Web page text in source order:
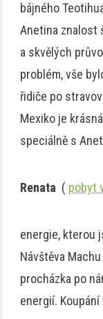
bájného
Anetina znalost
a skvělých
problém, vše
řidiče po
Mexiko je
speciálně s
Renata ( pobyt
energie, kterou
Návštěva
procházka po
energií.